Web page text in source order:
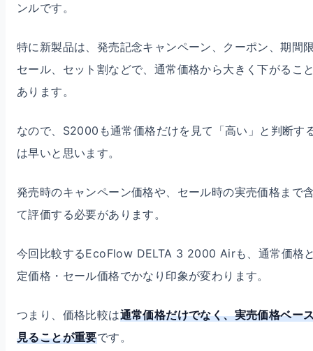
ンルです。
特に新製品は、発売記念キャンペーン、クーポン、期間
セール、セット割などで、通常価格から大きく下がるこ
あります。
なので、S2000も通常価格だけを見て「高い」と判断す
は早いと思います。
発売時のキャンペーン価格や、セール時の実売価格まで
て評価する必要があります。
今回比較するEcoFlow DELTA 3 2000 Airも、通常価格
定価格・セール価格でかなり印象が変わります。
つまり、価格比較は通常価格だけでなく、実売価格ベー
見ることが重要です。